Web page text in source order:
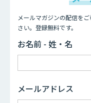
メールマガジンの配信を
さい。登録無料です。
お名前 - 姓・名
メールアドレス